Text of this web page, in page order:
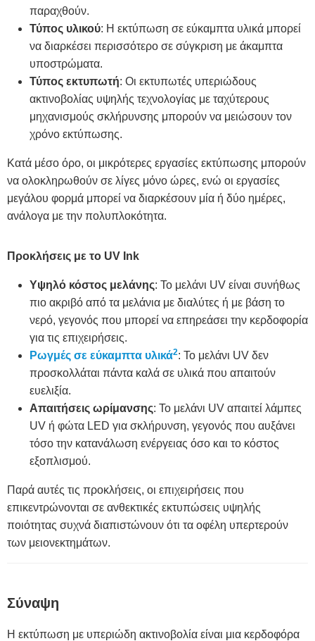
παραχθούν.
Τύπος υλικού: Η εκτύπωση σε εύκαμπτα υλικά μπορεί
να διαρκέσει περισσότερο σε σύγκριση με άκαμπτα
υποστρώματα.
Τύπος εκτυπωτή: Οι εκτυπωτές υπεριώδους
ακτινοβολίας υψηλής τεχνολογίας με ταχύτερους
μηχανισμούς σκλήρυνσης μπορούν να μειώσουν τον
χρόνο εκτύπωσης.
Κατά μέσο όρο, οι μικρότερες εργασίες εκτύπωσης μπορούν
να ολοκληρωθούν σε λίγες μόνο ώρες, ενώ οι εργασίες
μεγάλου φορμά μπορεί να διαρκέσουν μία ή δύο ημέρες,
ανάλογα με την πολυπλοκότητα.
Προκλήσεις με το UV Ink
Υψηλό κόστος μελάνης: Το μελάνι UV είναι συνήθως
πιο ακριβό από τα μελάνια με διαλύτες ή με βάση το
νερό, γεγονός που μπορεί να επηρεάσει την κερδοφορία
για τις επιχειρήσεις.
Ρωγμές σε εύκαμπτα υλικά2: Το μελάνι UV δεν
προσκολλάται πάντα καλά σε υλικά που απαιτούν
ευελιξία.
Απαιτήσεις ωρίμανσης: Το μελάνι UV απαιτεί λάμπες
UV ή φώτα LED για σκλήρυνση, γεγονός που αυξάνει
τόσο την κατανάλωση ενέργειας όσο και το κόστος
εξοπλισμού.
Παρά αυτές τις προκλήσεις, οι επιχειρήσεις που
επικεντρώνονται σε ανθεκτικές εκτυπώσεις υψηλής
ποιότητας συχνά διαπιστώνουν ότι τα οφέλη υπερτερούν
των μειονεκτημάτων.
Σύναψη
Η εκτύπωση με υπεριώδη ακτινοβολία είναι μια κερδοφόρα